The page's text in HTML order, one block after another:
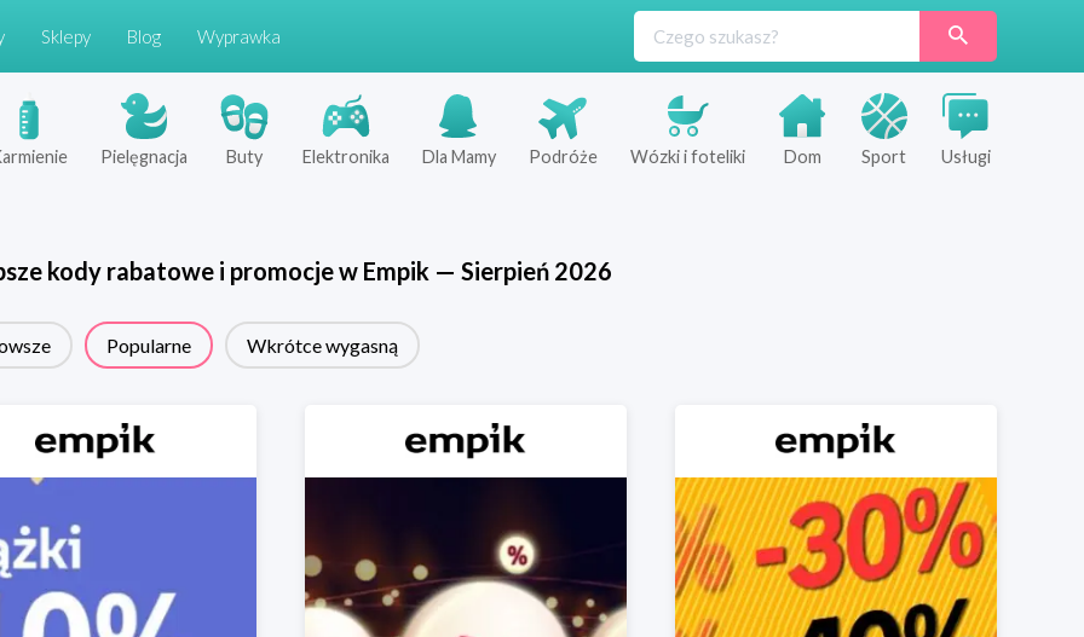
Sklepy Blog Wyprawka
Pielęgnacja Buty Elektronika Dla Mamy Podróże Wózki i foteliki Dom Sport Usługi
kody rabatowe i promocje w Empik — Sierpień 2026
Popularne Wkrótce wygasną